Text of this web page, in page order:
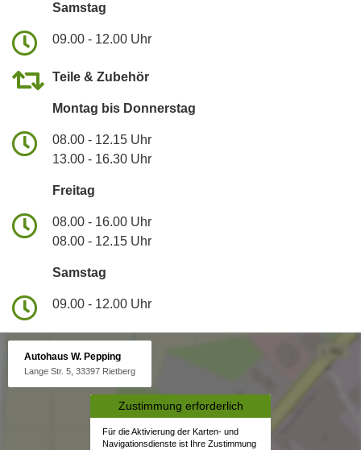
Samstag
09.00 - 12.00 Uhr
Teile & Zubehör
Montag bis Donnerstag
08.00 - 12.15 Uhr
13.00 - 16.30 Uhr
Freitag
08.00 - 16.00 Uhr
08.00 - 12.15 Uhr
Samstag
09.00 - 12.00 Uhr
Autohaus W. Pepping
Lange Str. 5, 33397 Rietberg
Zustimmung erforderlich
Für die Aktivierung der Karten- und
Navigationsdienste ist Ihre Zustimmung